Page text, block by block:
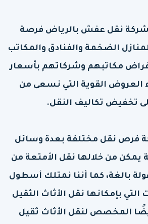
شركة نقل عفش بالرياض فرصة
الضخمة والفنادق والمكاتب
مكاتبهم وشركاتهم بأسعار
العروض القوية التي نسعى من
تخفيض تكاليف النقل.
فرص نقل مختلفة بعدة وسائل
يمكن من خلالها نقل الأمتعة من
بالغة، كما أننا نمتلك أسطول
التي بإمكانها نقل الأثاث الثقيل
المخصص لنقل الأثاث ثقيل